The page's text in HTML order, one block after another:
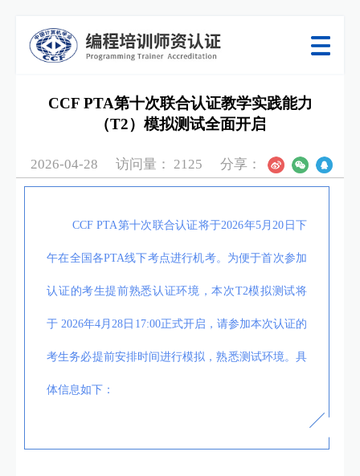
CCF PTA第十次联合认证教学实践能力
（T2）模拟测试全面开启
2026-04-28 访问量： 2125 分享：
CCF PTA第十次联合认证将于2026年5月20日下
午在全国各PTA线下考点进行机考。为便于首次参加
认证的考生提前熟悉认证环境，本次T2模拟测试将
于 2026年4月28日17:00正式开启 ，请参加本次认证的
考生务必提前安排时间进行模拟，熟悉测试环境。具
体信息如下：